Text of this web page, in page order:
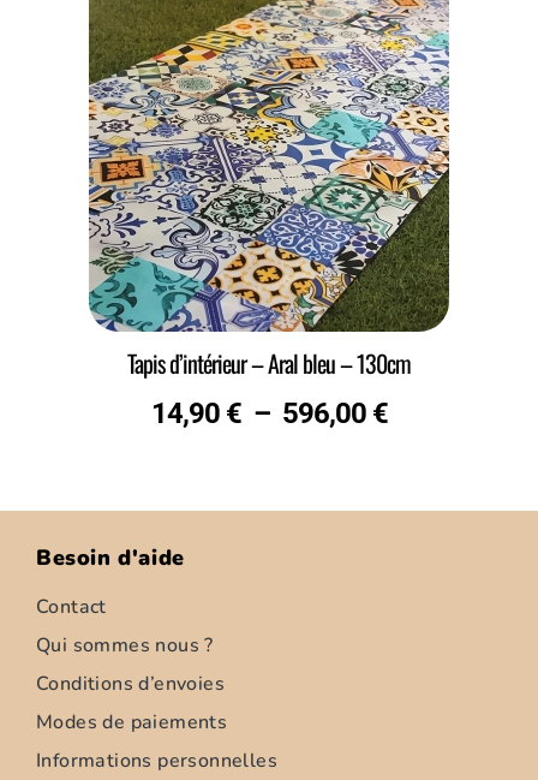
Tapis d’intérieur – Aral bleu – 130cm
14,90 € – 596,00 €
Besoin d'aide
Contact
Qui sommes nous ?
Conditions d’envoies
Modes de paiements
Informations personnelles